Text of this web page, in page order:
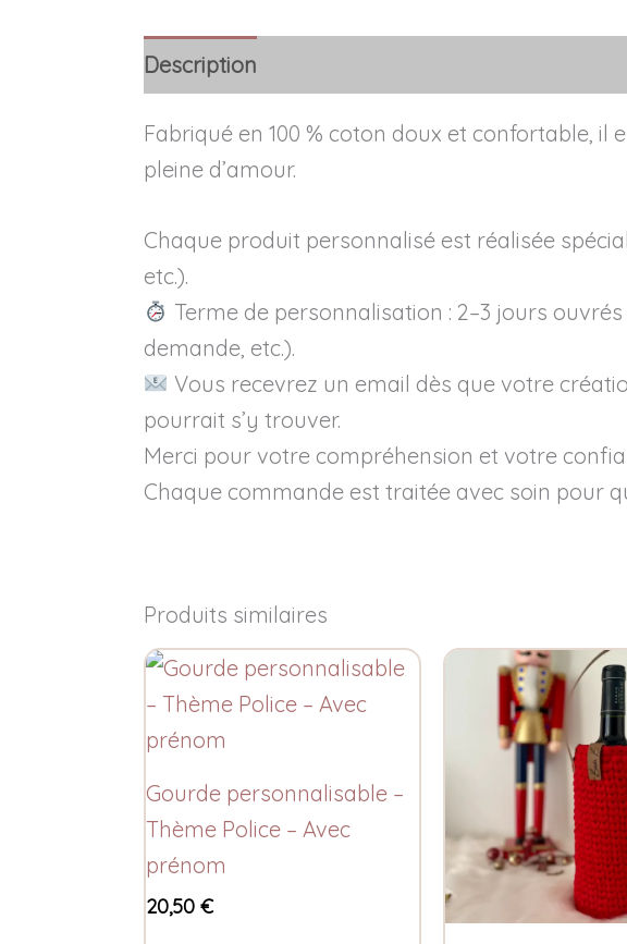
Description
Fabriqué en 100 % coton doux et confortable,
pleine d’amour.
Chaque produit personnalisé est réalisée
etc.).
Terme de personnalisation : 2–3 jours
demande, etc.).
Vous recevrez un email dès que votre
pourrait s’y trouver.
Merci pour votre compréhension et votre
Chaque commande est traitée avec soin pour
Produits similaires
Gourde personnalisable –
Thème Police – Avec
prénom
20,50 €